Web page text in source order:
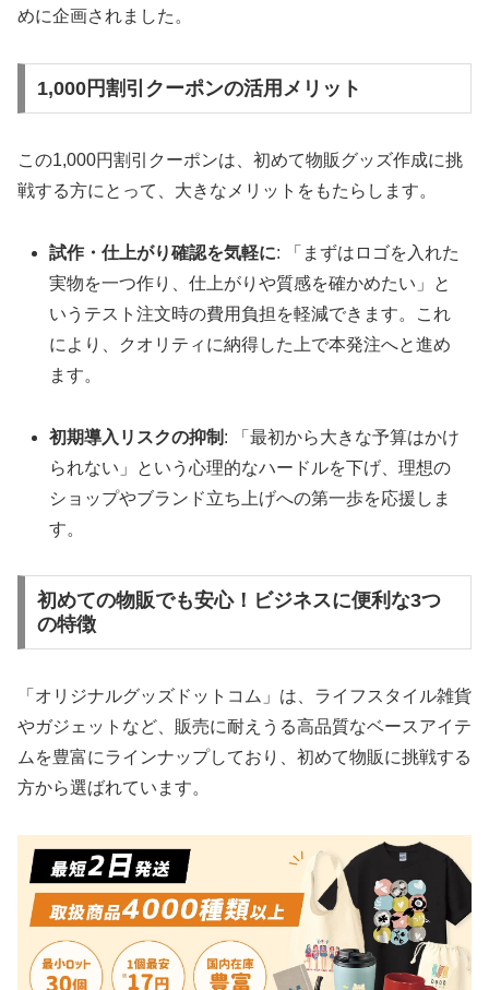
めに企画されました。
1,000円割引クーポンの活用メリット
この1,000円割引クーポンは、初めて物販グッズ作成に挑
戦する方にとって、大きなメリットをもたらします。
試作・仕上がり確認を気軽に: 「まずはロゴを入れた
実物を一つ作り、仕上がりや質感を確かめたい」と
いうテスト注文時の費用負担を軽減できます。これ
により、クオリティに納得した上で本発注へと進め
ます。
初期導入リスクの抑制 : 「最初から大きな予算はかけ
られない」という心理的なハードルを下げ、理想の
ショップやブランド立ち上げへの第一歩を応援しま
す。
初めての物販でも安心！ビジネスに便利な3つ
の特徴
「オリジナルグッズドットコム」は、ライフスタイル雑貨
やガジェットなど、販売に耐えうる高品質なベースアイテ
ムを豊富にラインナップしており、初めて物販に挑戦する
方から選ばれています。